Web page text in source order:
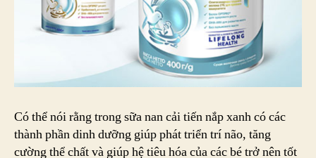
Có thể nói rằng trong sữa nan cải tiến nắp xanh có các
thành phần dinh dưỡng giúp phát triển trí não, tăng
cường thể chất và giúp hệ tiêu hóa của các bé trở nên tốt